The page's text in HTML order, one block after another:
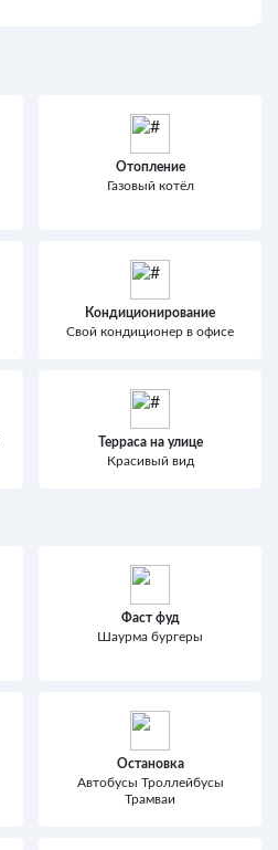
Отопление
Газовый котёл
Кондиционирование
Свой кондиционер в офисе
Терраса на улице
Красивый вид
Фаст фуд
Шаурма бургеры
Остановка
Автобусы Троллейбусы
Трамваи